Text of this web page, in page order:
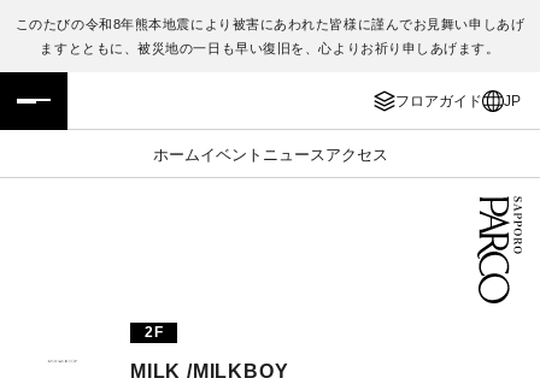
このたびの令和8年熊本地震により被害にあわれた皆様に謹んでお見舞い申しあげ
ますとともに、被災地の一日も早い復旧を、心よりお祈り申しあげます。
フロアガイド JP
ホームイベント ニュース アクセス
フロアガイド
施設案内・アクセス
TAX FREE
ENGLISH
繁体字
日本語
2F
MILK /MILKBOY